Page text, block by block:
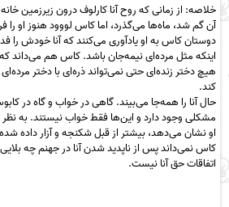
خلاصه: از زمانی که روح آنا کارلوف درون زیرزمین
آن گم شد، ماه‌ها می‌گذرد، اما کاس لووود هنوز او
دوستان کاس به او یادآوری می‌کنند که آنا خودش را
اینکه مثل مرده‌ای نیمه‌جان باشد. کاس هم می‌داند
هیچ دختر زنده‌ای حتی نمی‌تواند ذره‌ای با دختر
کند.
حال آنا را همه‌جا می‌بیند. گاهی در خواب و گاه در
مشکلی وجود دارد و این‌ها فقط خواب نیستند. به نظر
او نشان می‌دهد، بیشتر از قبل شکنجه و آزار داده
کاس نمی‌داند پس از ناپدید شدن آنا در جهنم چه
اتفاقات حق آنا نیست.